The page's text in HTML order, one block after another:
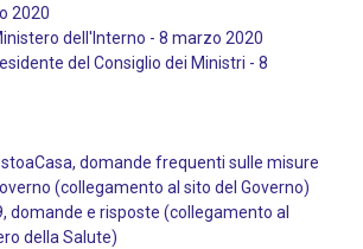
2020
dell'Interno - 8 marzo 2020
del Consiglio dei Ministri - 8
domande frequenti sulle misure
(collegamento al sito del Governo)
domande e risposte (collegamento al
della Salute)